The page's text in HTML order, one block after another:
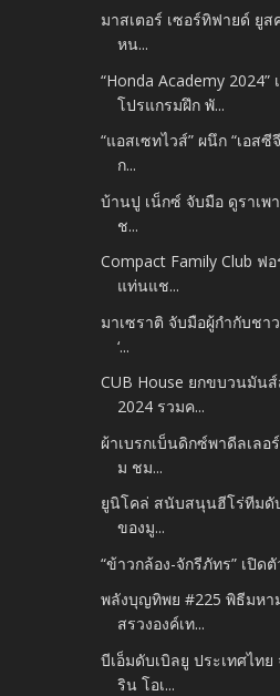
มาสเตอร์ เซอร์ทิฟายด์ ยู
หน...
“Honda Academy 2024”
โปรแกรมฝึก พั...
“แอสเซทไวส์” ผนึก “เอส
ก...
บ้านปู เน็กซ์ จับมือ ดูราเพ
ช...
Compact Family Club
แท่นแช...
มาเซราติ จับมือผู้กำกับชา
‘...
CUB House ยกขบวนมัน
2024 รวมค...
ผ้าเบรกเบ็นดิกซ์พาดีลเลอ
ม ชม...
ยูนิโคล่ สนับสนุนฮีโร่ทีมดั
ของมู...
“ข้าวกล้อง-จักรีภัทร” เปิด
พลังบุญทิพย #225 พิธีมหา
สรวงองค์เท...
บีเอ็มดับเบิลยู ประเทศไท
ริน โอเ...